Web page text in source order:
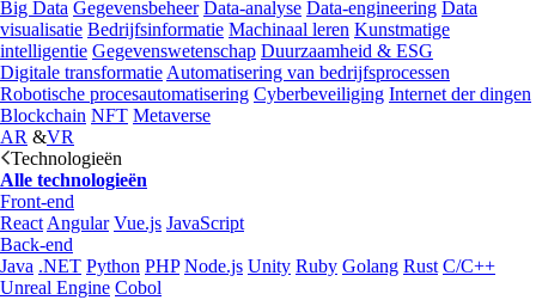
Big Data Gegevensbeheer Data-analyse Data-engineering Data
visualisatie Bedrijfsinformatie Machinaal leren Kunstmatige
intelligentie Gegevenswetenschap Duurzaamheid & ESG
Digitale transformatie Automatisering van bedrijfsprocessen
Robotische procesautomatisering Cyberbeveiliging Internet der dingen
Blockchain NFT Metaverse
AR &VR
Technologieën
Alle technologieën
Front-end
React Angular Vue.js JavaScript
Back-end
Java .NET Python PHP Node.js Unity Ruby Golang Rust C/C++
Unreal Engine Cobol